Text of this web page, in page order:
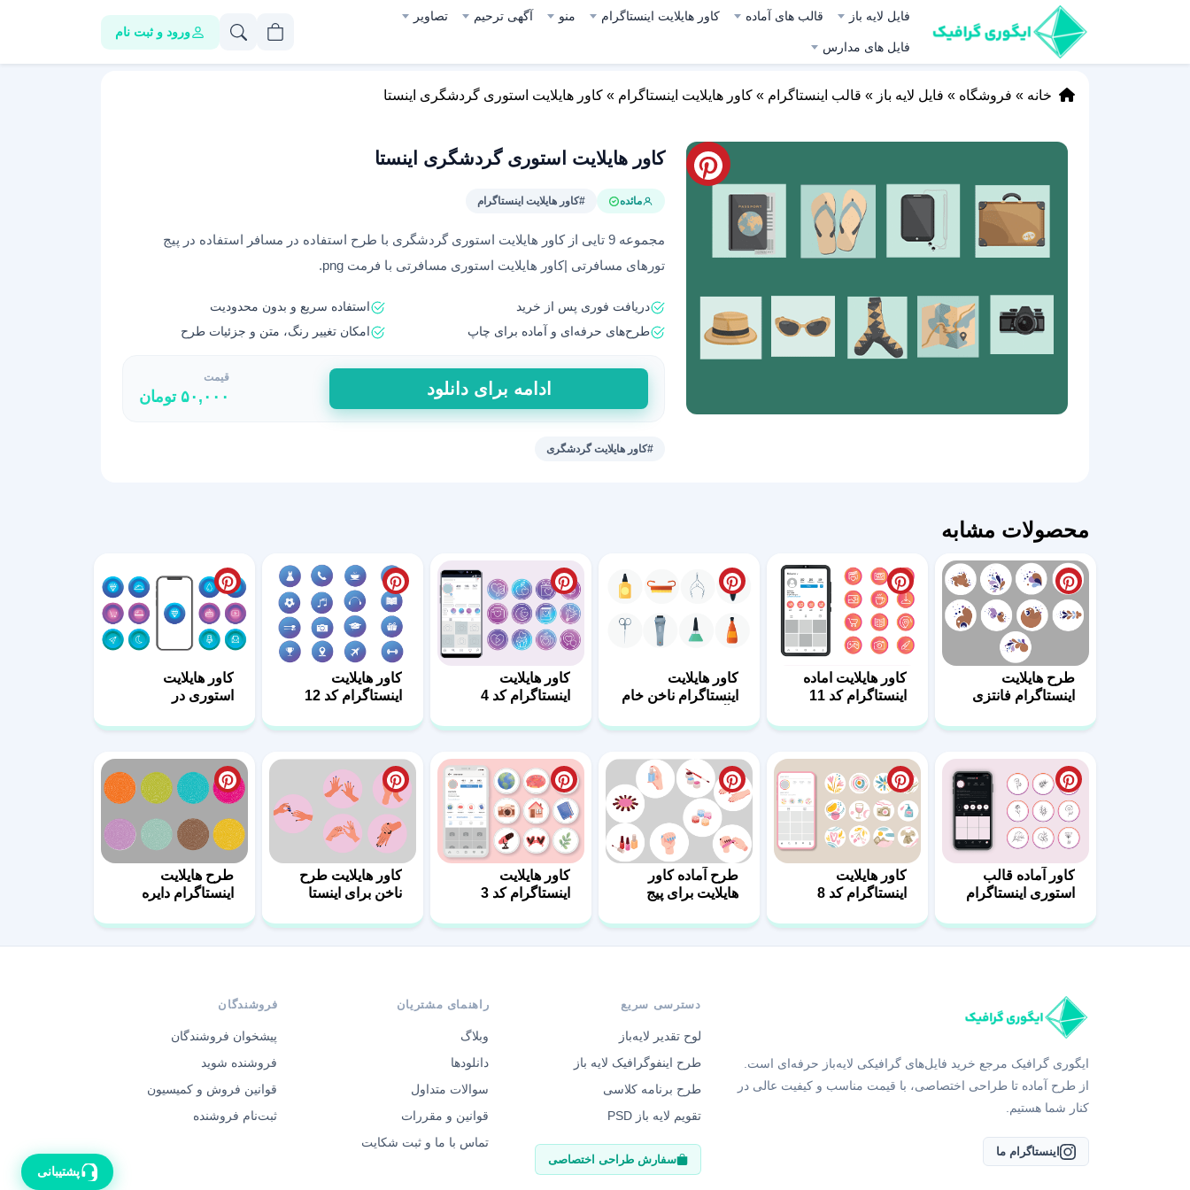
فایل لایه باز قالب های آماده کاور هایلایت اینستاگرام منو آگهی ترحیم تصاویر
فایل های مدارس
ورود و ثبت نام
خانه » فروشگاه » فایل لایه باز » قالب اینستاگرام » کاور هایلایت اینستاگرام » کاور هایلایت استوری گردشگری اینستا
کاور هایلایت استوری گردشگری اینستا
مائده #کاور هایلایت اینستاگرام
مجموعه 9 تایی از کاور هایلایت استوری گردشگری با طرح استفاده در مسافر استفاده در پیج
تورهای مسافرتی |کاور هایلایت استوری مسافرتی با فرمت png.
دریافت فوری پس از خرید
استفاده سریع و بدون محدودیت
طرح‌های حرفه‌ای و آماده برای چاپ
امکان تغییر رنگ، متن و جزئیات طرح
کاور
هایلایت
استوری
گردشگری
ادامه برای دانلود
قیمت
۵۰,۰۰۰ تومان
#کاور هایلایت گردشگری
محصولات مشابه
طرح هایلایت
اینستاگرام فانتزی
کاور هایلایت اماده
اینستاگرام کد 11
کاور هایلایت
اینستاگرام ناخن خام
کاور هایلایت
اینستاگرام کد 4
کاور هایلایت
اینستاگرام کد 12
کاور هایلایت
استوری در
کاور آماده قالب
استوری اینستاگرام
کاور هایلایت
اینستاگرام کد 8
طرح آماده کاور
هایلایت برای پیج
کاور هایلایت
اینستاگرام کد 3
کاور هایلایت طرح
ناخن برای اینستا
طرح هایلایت
اینستاگرام دایره
ایگوری گرافیک مرجع خرید فایل‌های گرافیکی لایه‌باز حرفه‌ای است.
از طرح آماده تا طراحی اختصاصی، با قیمت مناسب و کیفیت عالی در
کنار شما هستیم.
اینستاگرام ما
دسترسی سریع
لوح تقدیر لایه‌باز
طرح اینفوگرافیک لایه باز
طرح برنامه کلاسی
تقویم لایه باز PSD
سفارش طراحی اختصاصی
راهنمای مشتریان
وبلاگ
دانلودها
سوالات متداول
قوانین و مقررات
تماس با ما و ثبت شکایت
فروشندگان
پیشخوان فروشندگان
فروشنده شوید
قوانین فروش و کمیسیون
ثبت‌نام فروشنده
پشتیبانی